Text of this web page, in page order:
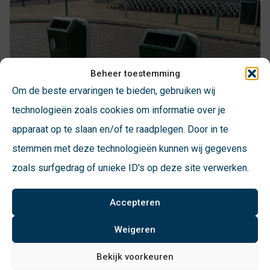
Beheer toestemming
Om de beste ervaringen te bieden, gebruiken wij
technologieën zoals cookies om informatie over je
apparaat op te slaan en/of te raadplegen. Door in te
stemmen met deze technologieën kunnen wij gegevens
zoals surfgedrag of unieke ID's op deze site verwerken.
Accepteren
Weigeren
Bekijk voorkeuren
Bammens Capitol Prestige L
Der Bammens Capitol Prestige L fasst rund 70 Liter.
und Capitole Prestige L haben eine nachgewiesene
Lebensdauer von mehr als 10 Jahren und einen